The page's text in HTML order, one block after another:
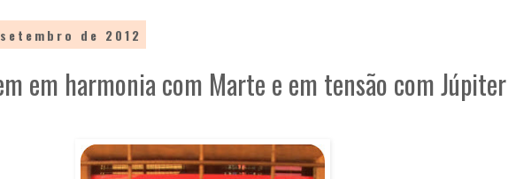
de 2012
em harmonia com Marte e em tensão com Júpiter